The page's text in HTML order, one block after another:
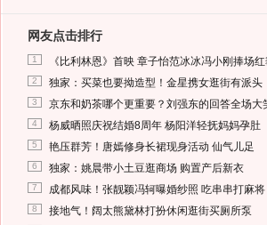
网友点击排行
1 《比利林恩》首映 章子怡范冰冰冯小刚捧场
2 独家：买菜也要拗造型！金星携女逛街有派头
3 京东和奶茶哪个更重要？刘强东的回答全场大
4 杨威晒照庆祝结婚8周年 杨阳洋轻抚妈妈孕肚
5 艳压群芳！唐嫣修身长裙现身活动 仙气儿足
6 独家：姚晨带小土豆逛商场 购置产后新衣
7 成都风味！张靓颖冯轲曝婚纱照 吃串串打麻将
8 接地气！阔太熊黛林打扮休闲逛街买厕所泵